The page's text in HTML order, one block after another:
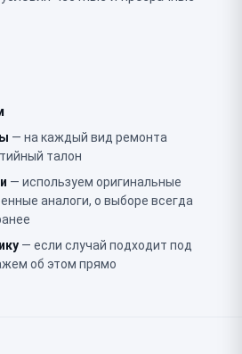
— на каждый вид ремонта
талон
— используем оригинальные
аналоги, о выборе всегда
— если случай подходит под
об этом прямо